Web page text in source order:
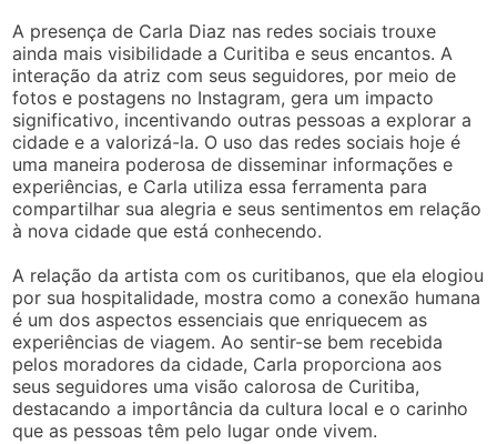
A presença de Carla Diaz nas redes sociais trouxe
ainda mais visibilidade a Curitiba e seus encantos. A
interação da atriz com seus seguidores, por meio de
fotos e postagens no Instagram, gera um impacto
significativo, incentivando outras pessoas a explorar a
cidade e a valorizá-la. O uso das redes sociais hoje é
uma maneira poderosa de disseminar informações e
experiências, e Carla utiliza essa ferramenta para
compartilhar sua alegria e seus sentimentos em relação
à nova cidade que está conhecendo.
A relação da artista com os curitibanos, que ela elogiou
por sua hospitalidade, mostra como a conexão humana
é um dos aspectos essenciais que enriquecem as
experiências de viagem. Ao sentir-se bem recebida
pelos moradores da cidade, Carla proporciona aos
seus seguidores uma visão calorosa de Curitiba,
destacando a importância da cultura local e o carinho
que as pessoas têm pelo lugar onde vivem.